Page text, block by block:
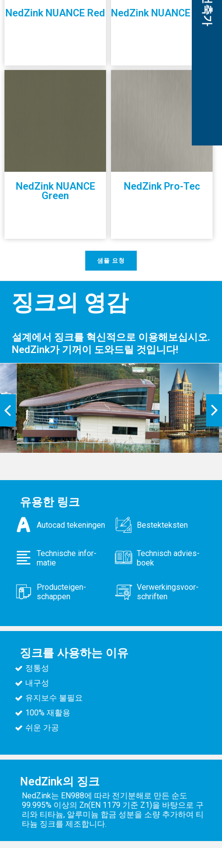
NedZink NUANCE Red NedZink NUANCE Blue
NedZink NUANCE
Green
NedZink Pro-Tec
샘플 요청
징크의 영감
설계에서 징크를 혁신적으로 이용해보십시오.
NedZink가 기꺼이 도와드릴 것입니다!
유용한 링크
Autocad teken­ingen Bestek­teksten
Technische infor­
matie
Technisch advies­
boek
Product­eigen­
schappen
Verwerkings­voor­
schriften
징크를 사용하는 이유
정통성
내구성
유지보수 불필요
100% 재활용
쉬운 가공
NedZink의 징크
NedZink는 EN988에 따라 전기분해로 만든 순도
99.995% 이상의 Zn(EN 1179 기준 Z1)을 바탕으로 구
리와 티타늄, 알루미늄 합금 성분을 소량 추가하여 티
타늄 징크를 제조합니다.
건축가